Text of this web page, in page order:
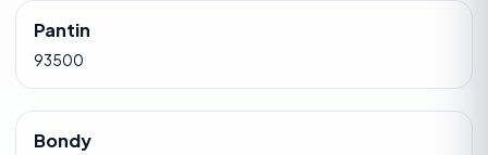
Pantin
93500
Bondy